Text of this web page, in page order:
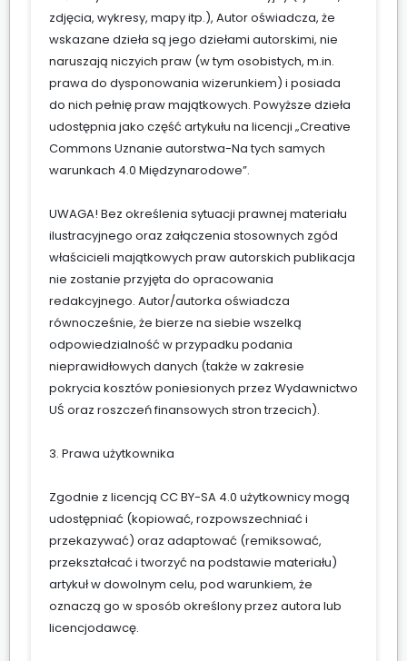
zdjęcia, wykresy, mapy itp.), Autor oświadcza, że
wskazane dzieła są jego dziełami autorskimi, nie
naruszają niczyich praw (w tym osobistych, m.in.
prawa do dysponowania wizerunkiem) i posiada
do nich pełnię praw majątkowych. Powyższe dzieła
udostępnia jako część artykułu na licencji „Creative
Commons Uznanie autorstwa-Na tych samych
warunkach 4.0 Międzynarodowe”.
UWAGA! Bez określenia sytuacji prawnej materiału
ilustracyjnego oraz załączenia stosownych zgód
właścicieli majątkowych praw autorskich publikacja
nie zostanie przyjęta do opracowania
redakcyjnego. Autor/autorka oświadcza
równocześnie, że bierze na siebie wszelką
odpowiedzialność w przypadku podania
nieprawidłowych danych (także w zakresie
pokrycia kosztów poniesionych przez Wydawnictwo
UŚ oraz roszczeń finansowych stron trzecich).
3. Prawa użytkownika
Zgodnie z licencją CC BY-SA 4.0 użytkownicy mogą
udostępniać (kopiować, rozpowszechniać i
przekazywać) oraz adaptować (remiksować,
przekształcać i tworzyć na podstawie materiału)
artykuł w dowolnym celu, pod warunkiem, że
oznaczą go w sposób określony przez autora lub
licencjodawcę.